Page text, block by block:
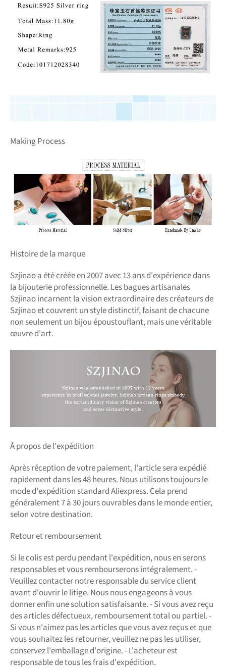
Making Process
Histoire de la marque
Szjinao a été créée en 2007 avec 13 ans d'expérience dans
la bijouterie professionnelle. Les bagues artisanales
Szjinao incarnent la vision extraordinaire des créateurs de
Szjinao et couvrent un style distinctif, faisant de chacune
non seulement un bijou époustouflant, mais une véritable
œuvre d'art.
À propos de l'expédition
Après réception de votre paiement, l'article sera expédié
rapidement dans les 48 heures. Nous utilisons toujours le
mode d'expédition standard Aliexpress. Cela prend
généralement 7 à 30 jours ouvrables dans le monde entier,
selon votre destination.
Retour et remboursement
Si le colis est perdu pendant l'expédition, nous en serons
responsables et vous rembourserons intégralement. -
Veuillez contacter notre responsable du service client
avant d'ouvrir le litige. Nous nous engageons à vous
donner enfin une solution satisfaisante. - Si vous avez reçu
des articles défectueux, remboursement total ou partiel. -
Si vous n'aimez pas les articles que vous avez reçus et que
vous souhaitez les retourner, veuillez ne pas les utiliser,
conservez l'emballage d'origine. - L'acheteur est
responsable de tous les frais d'expédition.